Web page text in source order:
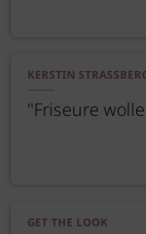
KERSTIN
"Friseure
GET THE LOOK